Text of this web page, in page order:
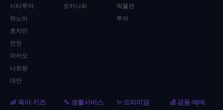
시티투어
하노이
호치민
인천
마카오
나트랑
대만
오키나와
박물관
투어
👶 육아·키즈 🔧 생활서비스 ✨ 프리미엄 💰 금융·매매